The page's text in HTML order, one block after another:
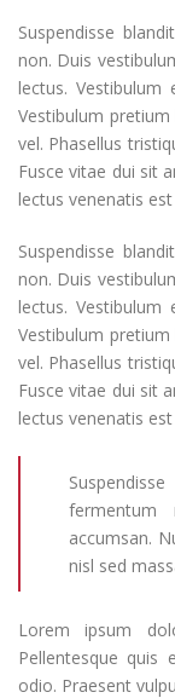
Suspendisse
non. Duis
lectus. Vestibulum
Vestibulum
vel. Phasellus
Fusce vitae dui sit
lectus venenatis
Suspendisse
non. Duis
lectus. Vestibulum
Vestibulum
vel. Phasellus
Fusce vitae dui sit
lectus venenatis
accumsan.
nisl sed
Lorem ipsum
Pellentesque quis
odio. Praesent